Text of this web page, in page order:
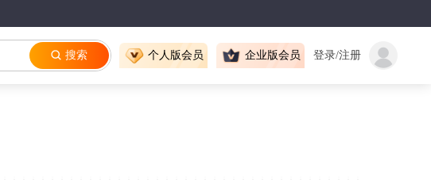
登录/注册
企业版会员
个人版会员
搜索